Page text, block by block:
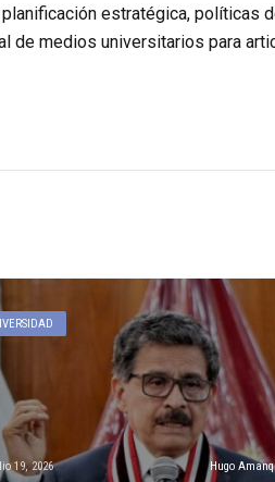
estratégica, políticas
de medios universitarios para
19, 2026 Hugo